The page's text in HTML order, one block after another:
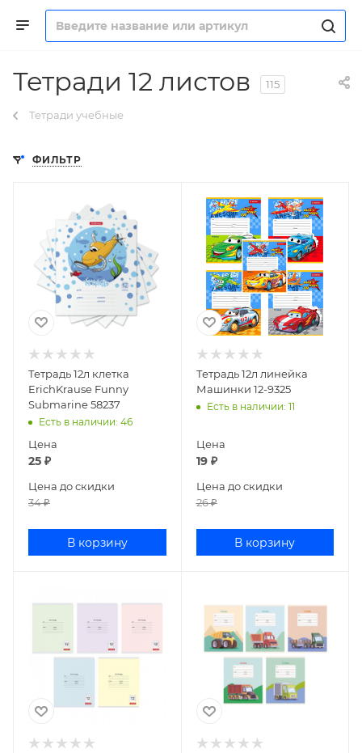
Тетради 12 листов 115
Тетради учебные
ФИЛЬТР
Тетрадь 12л клетка
ErichKrause Funny
Submarine 58237
Есть в наличии: 46
Цена
25 ₽
Цена до скидки
34₽
В корзину
Тетрадь 12л линейка
Машинки 12-9325
Есть в наличии: 11
Цена
19₽
Цена до скидки
26₽
В корзину